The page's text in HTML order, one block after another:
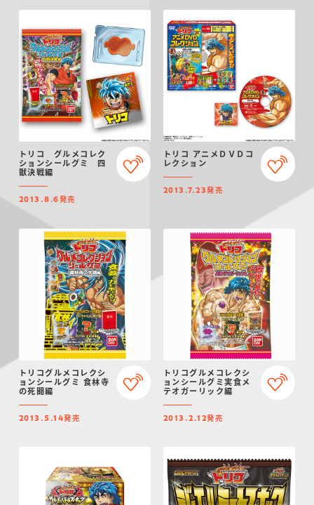
トリコ グルメコレク
ションシールグミ 四
獣決戦編
2013.8.6発売
トリコ アニメＤＶＤコ
レクション
2013.7.23発売
トリコグルメコレクシ
ョンシールグミ 食林寺
の死闘編
2013.5.14発売
トリコグルメコレクシ
ョンシールグミ実食メ
テオガーリック編
2013.2.12発売